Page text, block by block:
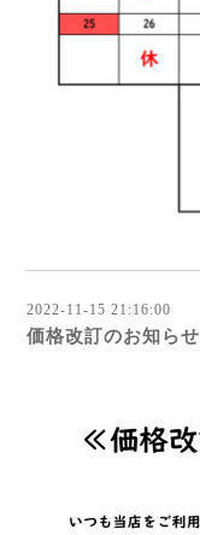
2022-11-15 21:16:00
価格改訂のお知らせ